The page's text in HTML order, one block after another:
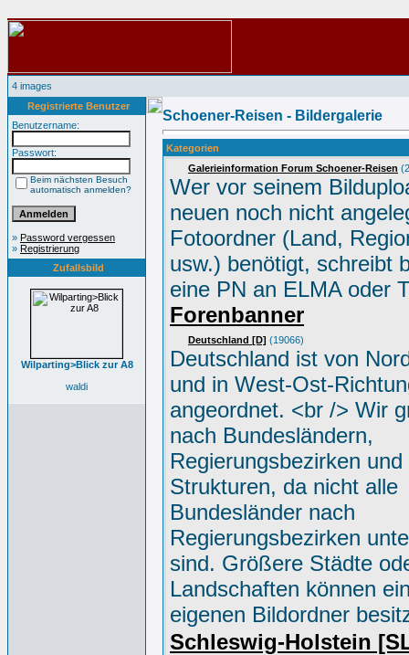
4 images
Registrierte Benutzer
Benutzername:
Passwort:
Beim nächsten Besuch
automatisch anmelden?
» Password vergessen
» Registrierung
Zufallsbild
Wilparting>Blick zur A8
waldi
Schoener-Reisen - Bildergalerie
Kategorien
Galerieinformation Forum Schoener-Reisen
Wer vor seinem
neuen noch nicht
Fotoordner (Land,
usw.) benötigt, schreibt
eine PN an ELMA oder
Forenbanner
Deutschland [D] (19066)
Deutschland ist von
und in West-Ost-
angeordnet. <br /> Wir
nach Bundesländern,
Regierungsbezirken
Strukturen, da nicht alle
Bundesländer nach
Regierungsbezirken
sind. Größere Städte
Landschaften können
eigenen Bildordner
Schleswig-Holstein